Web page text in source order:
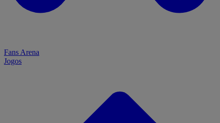
Fans Arena
Jogos